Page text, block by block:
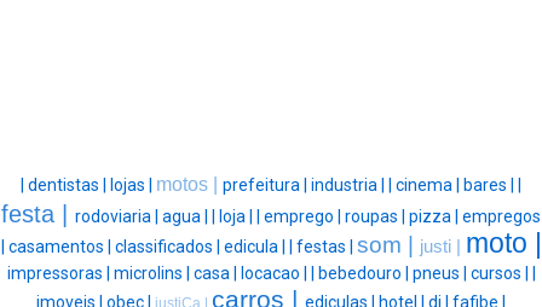
| dentistas | lojas | motos | prefeitura | industria | | cinema | bares | |
festa | rodoviaria | agua | | loja | | emprego | roupas | pizza | empregos
| casamentos | classificados | edicula | | festas | som | justi | moto |
impressoras | microlins | casa | locacao | | bebedouro | pneus | cursos | |
imoveis | obec | justiÇa | carros | ediculas | hotel | dj | fafibe |